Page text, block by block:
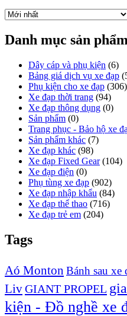
Danh mục sản
Dây cáp và phụ kiện (6)
Bảng giá dịch vụ xe đạp
Phụ kiện cho xe đạp (306)
Xe đạp thời trang (94)
Xe đạp thông dụng (0)
Sản phẩm (0)
Trang phục - Bảo hộ xe
Sản phẩm khác (7)
Xe đạp khác (98)
Xe đạp Fixed Gear (104)
Xe đạp điện (0)
Phụ tùng xe đạp (902)
Xe đạp nhập khẩu (84)
Xe đạp thể thao (716)
Xe đạp trẻ em (204)
Tags
Aó Monton Bánh sau xe
LivGIANT PROPEL
kiện - Đồ nghề xe